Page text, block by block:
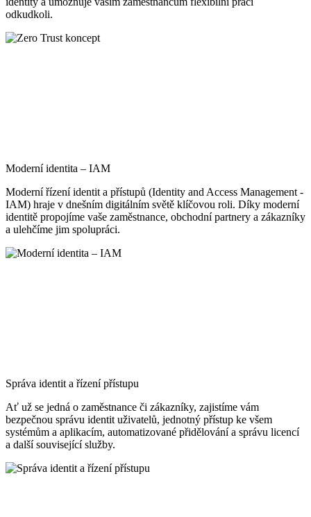
odkudkoli.
Moderní identita – IAM
Moderní řízení identit a přístupů (Identity and Access Management -
IAM) hraje v dnešním digitálním světě klíčovou roli. Díky moderní
identitě propojíme vaše zaměstnance, obchodní partnery a zákazníky
a ulehčíme jim spolupráci.
Správa identit a řízení přístupu
Ať už se jedná o zaměstnance či zákazníky, zajistíme vám
bezpečnou správu identit uživatelů, jednotný přístup ke všem
systémům a aplikacím, automatizované přidělování a správu licencí
a další související služby.